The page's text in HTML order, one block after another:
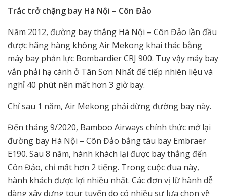
Trắc trở chặng bay Hà Nội – Côn Đảo
Năm 2012, đường bay thẳng Hà Nội – Côn Đảo lần đầu
được hãng hàng không Air Mekong khai thác bằng
máy bay phản lực Bombardier CRJ 900. Tuy vậy máy bay
vẫn phải hạ cánh ở Tân Sơn Nhất để tiếp nhiên liệu và
nghỉ 40 phút nên mất hơn 3 giờ bay.
Chỉ sau 1 năm, Air Mekong phải dừng đường bay này.
Đến tháng 9/2020, Bamboo Airways chính thức mở lại
đường bay Hà Nội – Côn Đảo bằng tàu bay Embraer
E190. Sau 8 năm, hành khách lại được bay thẳng đến
Côn Đảo, chỉ mất hơn 2 tiếng. Trong cuộc đua này,
hành khách được lợi nhiều nhất. Các đơn vị lữ hành dễ
dàng xây dựng tour tuyến do có nhiều sự lựa chọn về